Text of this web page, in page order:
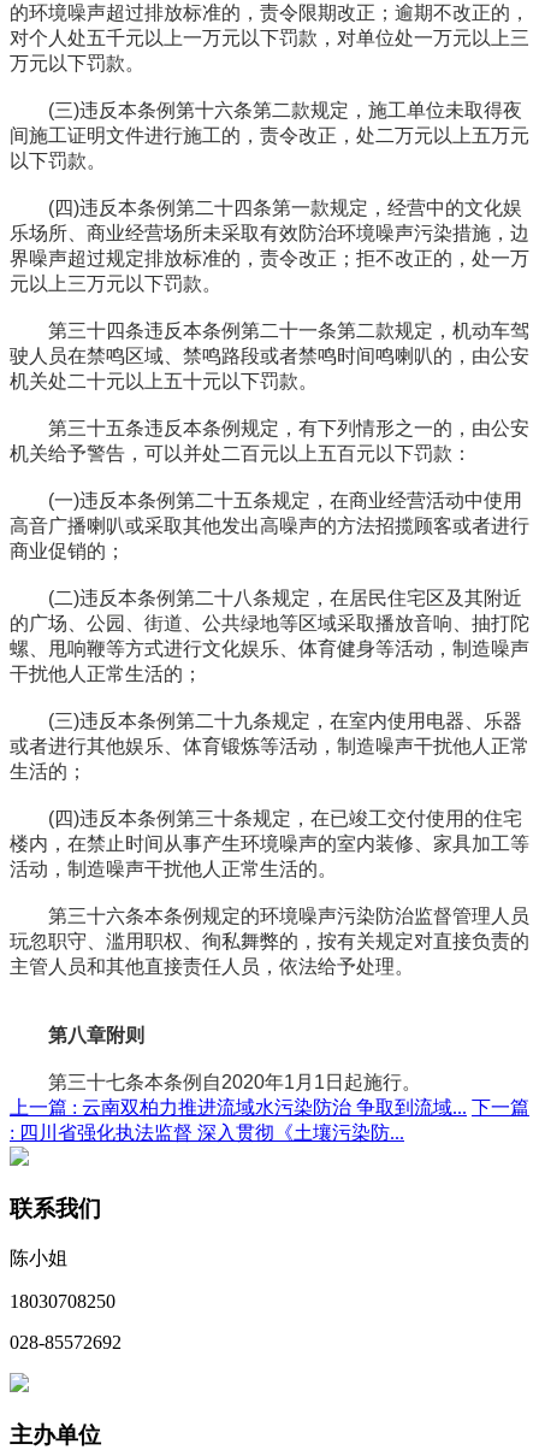
的环境噪声超过排放标准的，责令限期改正；逾期不改正的，
对个人处五千元以上一万元以下罚款，对单位处一万元以上三
万元以下罚款。
(三)违反本条例第十六条第二款规定，施工单位未取得夜
间施工证明文件进行施工的，责令改正，处二万元以上五万元
以下罚款。
(四)违反本条例第二十四条第一款规定，经营中的文化娱
乐场所、商业经营场所未采取有效防治环境噪声污染措施，边
界噪声超过规定排放标准的，责令改正；拒不改正的，处一万
元以上三万元以下罚款。
第三十四条违反本条例第二十一条第二款规定，机动车驾
驶人员在禁鸣区域、禁鸣路段或者禁鸣时间鸣喇叭的，由公安
机关处二十元以上五十元以下罚款。
第三十五条违反本条例规定，有下列情形之一的，由公安
机关给予警告，可以并处二百元以上五百元以下罚款：
(一)违反本条例第二十五条规定，在商业经营活动中使用
高音广播喇叭或采取其他发出高噪声的方法招揽顾客或者进行
商业促销的；
(二)违反本条例第二十八条规定，在居民住宅区及其附近
的广场、公园、街道、公共绿地等区域采取播放音响、抽打陀
螺、甩响鞭等方式进行文化娱乐、体育健身等活动，制造噪声
干扰他人正常生活的；
(三)违反本条例第二十九条规定，在室内使用电器、乐器
或者进行其他娱乐、体育锻炼等活动，制造噪声干扰他人正常
生活的；
(四)违反本条例第三十条规定，在已竣工交付使用的住宅
楼内，在禁止时间从事产生环境噪声的室内装修、家具加工等
活动，制造噪声干扰他人正常生活的。
第三十六条本条例规定的环境噪声污染防治监督管理人员
玩忽职守、滥用职权、徇私舞弊的，按有关规定对直接负责的
主管人员和其他直接责任人员，依法给予处理。
第八章附则
第三十七条本条例自2020年1月1日起施行。
上一篇 : 云南双柏力推进流域水污染防治 争取到流域... 下一篇
: 四川省强化执法监督 深入贯彻《土壤污染防...
联系我们
陈小姐
18030708250
028-85572692
主办单位